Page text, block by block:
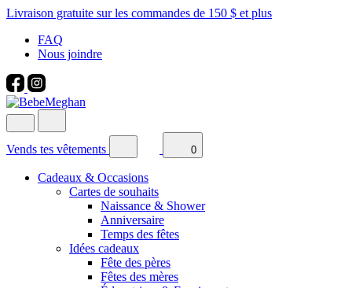
Livraison gratuite sur les commandes de 150 $ et plus
FAQ
Nous joindre
Vends tes vêtements 0
Cadeaux & Occasions
Cartes de souhaits
Naissance & Shower
Anniversaire
Temps des fêtes
Idées cadeaux
Fête des pères
Fêtes des mères